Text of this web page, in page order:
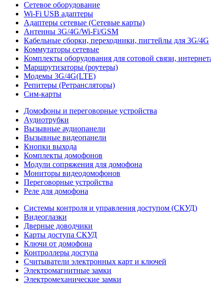
Сетевое оборудование
Wi-Fi USB адаптеры
Адаптеры сетевые (Сетевые карты)
Антенны 3G/4G/Wi-Fi/GSM
Кабельные сборки, переходники, пигтейлы для 3G/4G
Коммутаторы сетевые
Комплекты оборудования для сотовой связи,
Маршрутизаторы (роутеры)
Модемы 3G/4G(LTE)
Репитеры (Ретрансляторы)
Сим-карты
Домофоны и переговорные устройства
Аудиотрубки
Вызывные аудиопанели
Вызывные видеопанели
Кнопки выхода
Комплекты домофонов
Модули сопряжения для домофона
Мониторы видеодомофонов
Переговорные устройства
Реле для домофона
Системы контроля и управления доступом (СКУД)
Видеоглазки
Дверные доводчики
Карты доступа СКУД
Ключи от домофона
Контроллеры доступа
Считыватели электронных карт и ключей
Электромагнитные замки
Электромеханические замки